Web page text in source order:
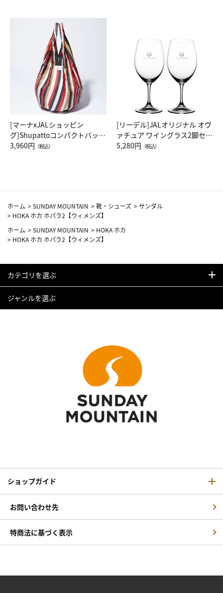
[マーナxJALショッピン
グ]Shupattoコンパクトバッグ
Drop JAL客室乗務員（LC）ス
3,960円 （税込）
[リーデル]JALオリジナル オヴ
ァチュア ワイングラス2脚セッ
ト（レッドワイン）
5,280円 （税込）
ホーム >SUNDAY MOUNTAIN >靴・シューズ >サンダル
> HOKA ホカ ホパラ2【ウィメンズ】
ホーム >SUNDAY MOUNTAIN > HOKA ホカ
> HOKA ホカ ホパラ2【ウィメンズ】
カテゴリを選ぶ
ジャンルを選ぶ
ショップガイド
お問い合わせ先
特商法に基づく表示